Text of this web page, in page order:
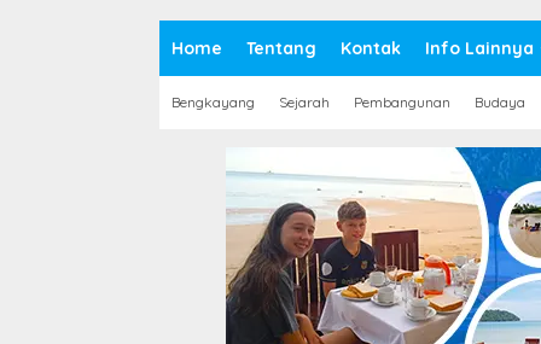
Home Tentang Kontak Info Lainnya
Bengkayang Sejarah Pembangunan Budaya